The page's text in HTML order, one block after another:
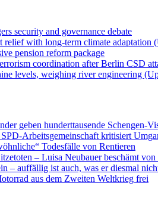
security and governance debate
relief with long-term climate adaptation
pension reform package
coordination after Berlin CSD
levels, weighing river engineering
geben hunderttausende Schengen-
Arbeitsgemeinschaft kritisiert
Todesfälle von Rentieren
– Luisa Neubauer beschämt
– auffällig ist auch, was er diesmal
aus dem Zweiten Weltkrieg frei